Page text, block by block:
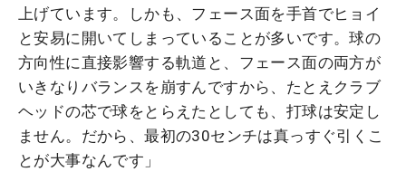
上げています。しかも、フェース面を手首でヒョイ
と安易に開いてしまっていることが多いです。球の
方向性に直接影響する軌道と、フェース面の両方が
いきなりバランスを崩すんですから、たとえクラブ
ヘッドの芯で球をとらえたとしても、打球は安定し
ません。だから、最初の30センチは真っすぐ引くこ
とが大事なんです」